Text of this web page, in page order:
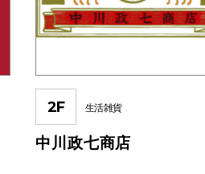
2F 生活雑貨
中川政七商店